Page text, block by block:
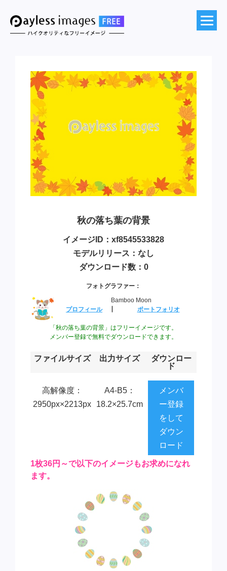
秋の落ち葉の背景
イメージID：xf8545533828
モデルリリース：なし
ダウンロード数：0
フォトグラファー：
Bamboo Moon
プロフィール
ポートフォリオ
「秋の落ち葉の背景」はフリーイメージです。
メンバー登録で無料でダウンロードできます。
ファイルサイズ 出力サイズ
ダウンロー
ド
高解像度：
2950px×2213px
A4-B5：
18.2×25.7cm
メンバ
ー登録
をして
ダウン
ロード
1枚36円～で以下のイメージもお求めになれ
ます。